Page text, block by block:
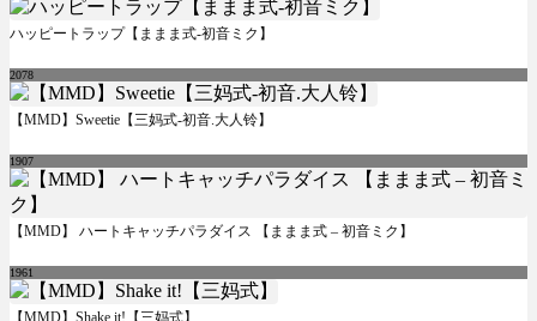
ハッピートラップ【ままま式-初音ミク】
2078
【MMD】Sweetie【三妈式-初音.大人铃】
1907
【MMD】 ハートキャッチパラダイス 【ままま式 – 初音ミク】
1961
【MMD】Shake it!【三妈式】